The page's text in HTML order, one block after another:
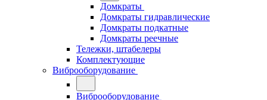
Домкраты
Домкраты гидравлические
Домкраты подкатные
Домкраты реечные
Тележки, штабелеры
Комплектующие
Виброоборудование
Виброоборудование